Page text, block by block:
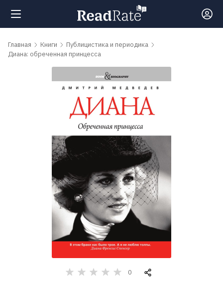
Поиск
обсуждаемые
Главная Книги
Публицистика и периодика
Диана: обреченная принцесса
0